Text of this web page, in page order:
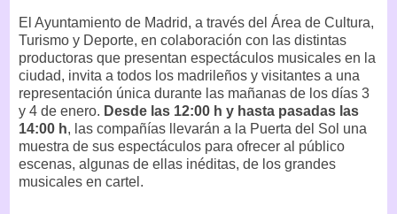
El Ayuntamiento de Madrid, a través del Área de Cultura,
Turismo y Deporte, en colaboración con las distintas
productoras que presentan espectáculos musicales en la
ciudad, invita a todos los madrileños y visitantes a una
representación única durante las mañanas de los días 3
y 4 de enero. Desde las 12:00 h y hasta pasadas las
14:00 h, las compañías llevarán a la Puerta del Sol una
muestra de sus espectáculos para ofrecer al público
escenas, algunas de ellas inéditas, de los grandes
musicales en cartel.